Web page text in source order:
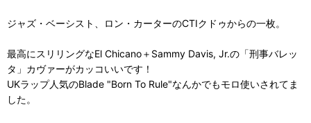
ジャズ・ベーシスト、ロン・カーターのCTIクドゥからの一枚。
最高にスリリングなEl Chicano＋Sammy Davis, Jr.の「刑事バレッ
タ」カヴァーがカッコいいです！
UKラップ人気のBlade "Born To Rule"なんかでもモロ使いされてま
した。